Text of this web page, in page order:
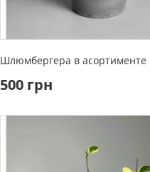
Шлюмбергера в асортименте
500 грн